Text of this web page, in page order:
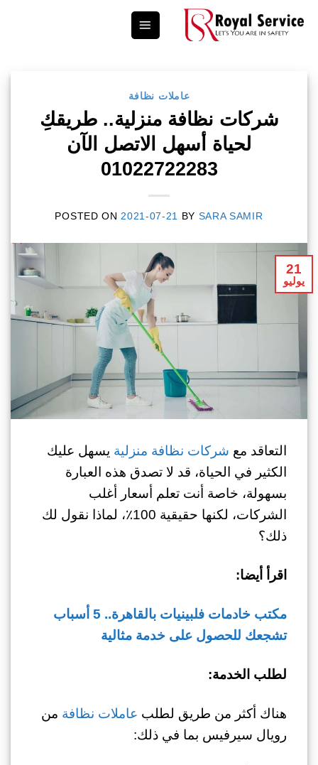
عاملات نظافة
شركات نظافة منزلية.. طريقكِ
لحياة أسهل الاتصل الآن
01022722283
POSTED ON 2021-07-21 BY SARA SAMIR
21
يوليو
التعاقد مع شركات نظافة منزلية يسهل عليك
الكثير في الحياة، قد لا تصدق هذه العبارة
بسهولة، خاصة أنت تعلم أسعار أغلب
الشركات، لكنها حقيقية 100٪، لماذا نقول لك
ذلك؟
اقرأ أيضا:
مكتب خادمات فلبينيات بالقاهرة.. 5 أسباب
تشجعك للحصول على خدمة مثالية
لطلب الخدمة:
هناك أكثر من طريق لطلب عاملات نظافة من
رويال سيرفيس بما في ذلك: